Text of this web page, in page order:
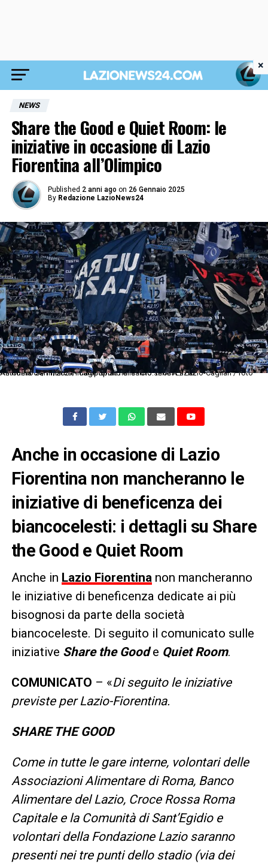
NEWS
Share the Good e Quiet Room: le
iniziative in occasione di Lazio
Fiorentina all’Olimpico
Published 2 anni ago on 26 Gennaio 2025
By Redazione LazioNews24
As Roma 04/11/2024 - campionato di calcio serie A / Lazio-Cagliari / foto Antonello Sammarco/Image Sport nella foto: tifosi Lazio
Anche in occasione di Lazio
Fiorentina non mancheranno le
iniziative di beneficenza dei
biancocelesti: i dettagli su Share
the Good e Quiet Room
Anche in Lazio Fiorentinanon mancheranno
le iniziative di beneficenza dedicate ai più
bisognosi da parte della società
biancoceleste. Di seguito il comunicato sulle
iniziative Share the Goode Quiet Room.
COMUNICATO – «Di seguito le iniziative
previste per Lazio-Fiorentina.
SHARE THE GOOD
Come in tutte le gare interne, volontari delle
Associazioni Alimentare di Roma, Banco
Alimentare del Lazio, Croce Rossa Roma
Capitale e la Comunità di Sant’Egidio e
volontari della Fondazione Lazio saranno
presenti nei tre punti dello stadio (via dei
×